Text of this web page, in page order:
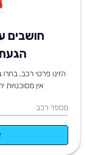
חושבים
הזינו פרטי רכב,
אין
מספר רכב